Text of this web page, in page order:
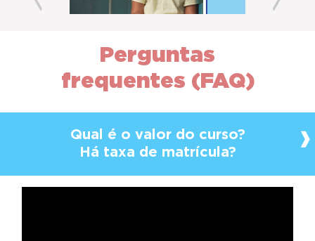
Perguntas
frequentes (FAQ)
Qual é o valor do curso?
Há taxa de matrícula?